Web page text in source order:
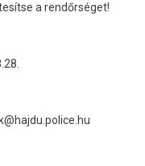
a rendőrséget!